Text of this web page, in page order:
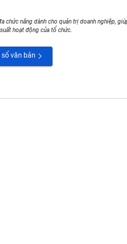
chức năng dành cho quản trị doanh nghiệp,
hoạt động của tổ chức.
sổ văn bản